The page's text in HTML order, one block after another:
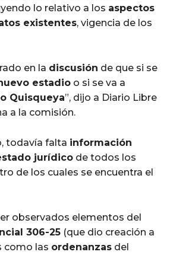
lo relativo a los aspectos
existentes, vigencia de los
en la discusión de que si se
estadio o si se va a
Quisqueya”, dijo a Diario Libre
a la comisión.
todavía falta información
jurídico de todos los
de los cuales se encuentra el
observados elementos del
306-25 (que dio creación a
como las ordenanzas del